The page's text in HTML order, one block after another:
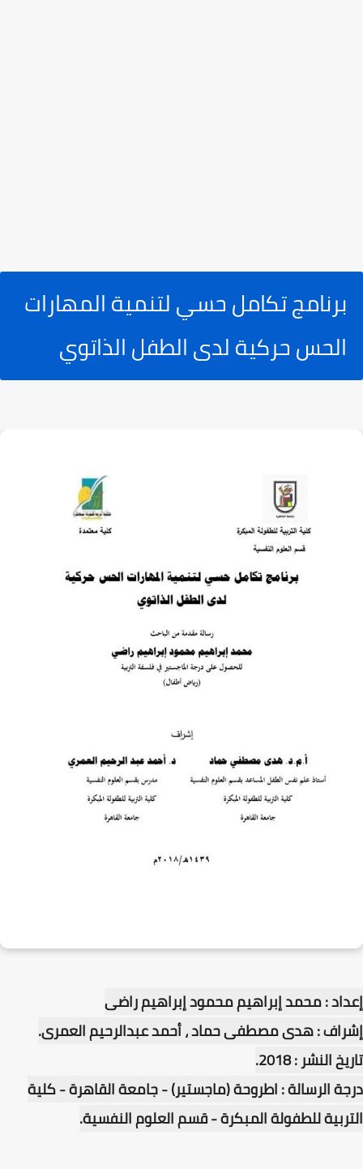
برنامج تكامل حسي لتنمية المهارات
الحس حركية لدى الطفل الذاتوي
إعداد : محمد إبراهيم محمود إبراهيم راضى
إشراف : هدى مصطفى حماد ، أحمد عبدالرحيم العمرى.
تاريخ النشر : 2018.
درجة الرسالة : اطروحة (ماجستير) - جامعة القاهرة - كلية
التربية للطفولة المبكرة - قسم العلوم النفسية.